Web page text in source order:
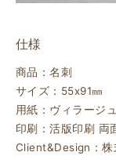
仕様
商品：名刺
サイズ：55ⅹ91㎜
用紙：ヴィラージ
印刷：活版印刷 両
Client&Design：株